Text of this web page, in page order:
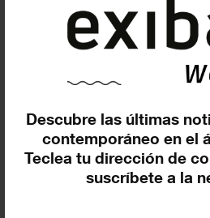
Descubre las últimas
contemporáneo en el
Teclea tu dirección de
suscríbete a la
Las galerías de
celebran ABERTO
FESTIVALES 11 SEPTIEMBRE 2024